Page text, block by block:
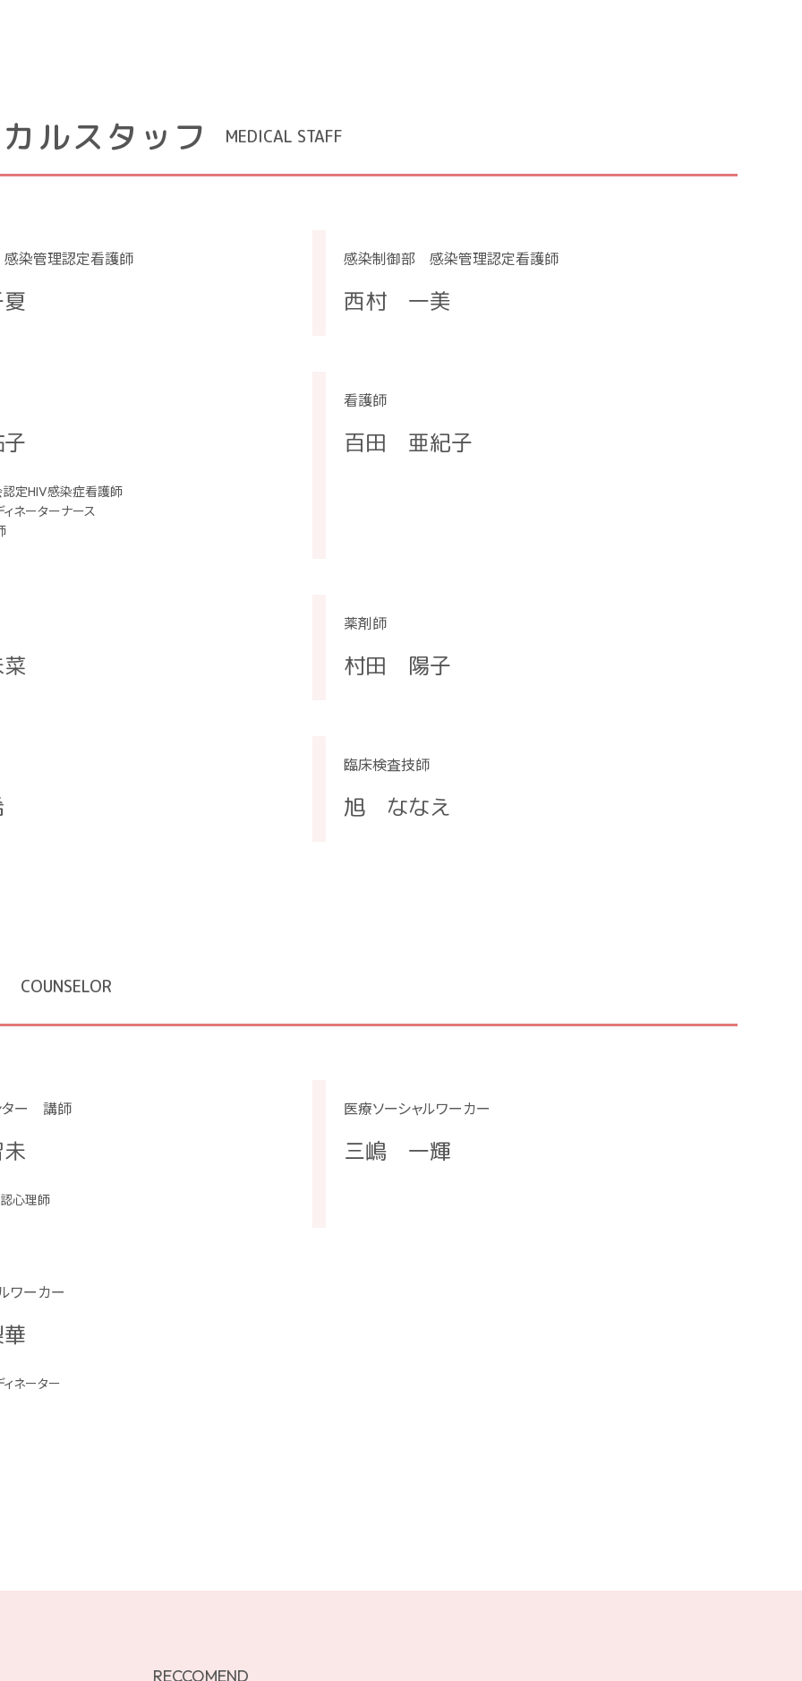
ルスタッフ MEDICAL STAFF
染管理認定看護師 感染制御部 感染管理認定看護師
西村 一美
定HIV感染症看護師
ネーターナース
看護師
百田 亜紀子
薬剤師
村田 陽子
臨床検査技師
旭 ななえ
COUNSELOR
ター 講師
心理師
医療ソーシャルワーカー
三嶋 一輝
ワーカー
ネーター
RECCOMEND